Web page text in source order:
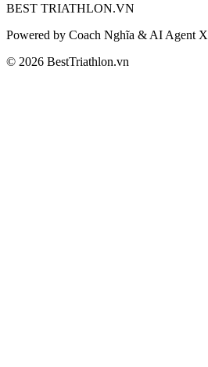
BEST TRIATHLON.VN
Powered by Coach Nghĩa & AI Agent X
© 2026 BestTriathlon.vn